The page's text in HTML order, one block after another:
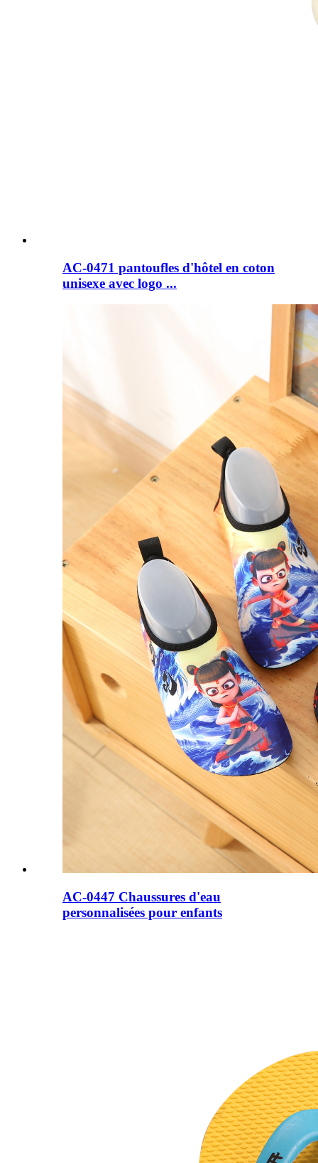
AC-0471 pantoufles d'hôtel en coton
unisexe avec logo ...
AC-0447 Chaussures d'eau
personnalisées pour enfants